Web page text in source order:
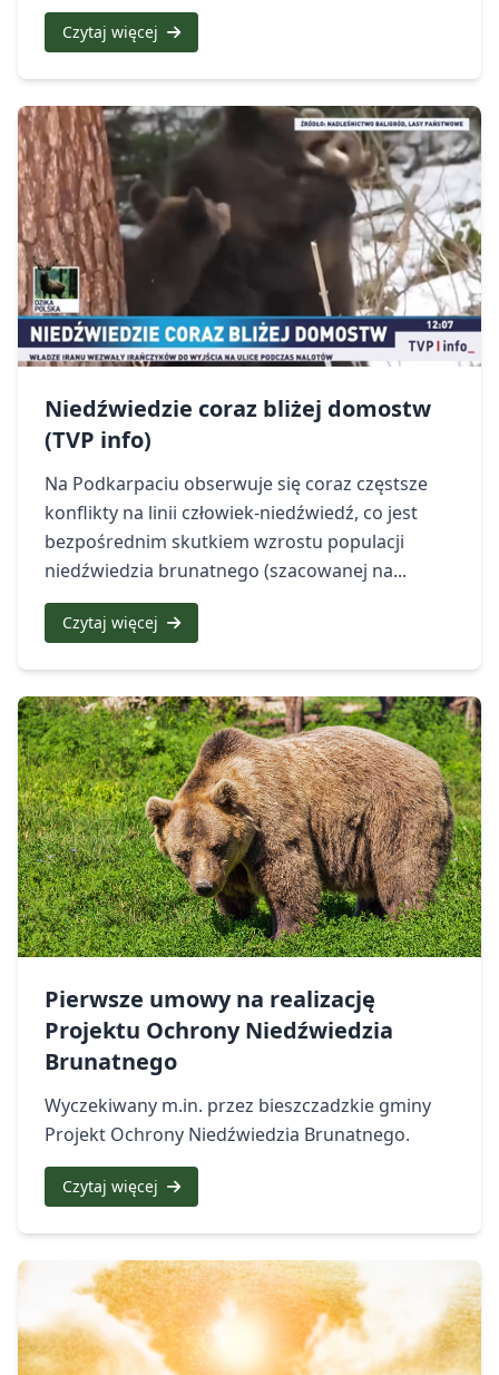
Czytaj więcej
Niedźwiedzie coraz bliżej domostw
(TVP info)
Na Podkarpaciu obserwuje się coraz częstsze
konflikty na linii człowiek-niedźwiedź, co jest
bezpośrednim skutkiem wzrostu populacji
niedźwiedzia brunatnego (szacowanej na...
Czytaj więcej
Pierwsze umowy na realizację
Projektu Ochrony Niedźwiedzia
Brunatnego
Wyczekiwany m.in. przez bieszczadzkie gminy
Projekt Ochrony Niedźwiedzia Brunatnego.
Czytaj więcej